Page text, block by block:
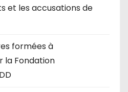
et les accusations de
formées à
la Fondation